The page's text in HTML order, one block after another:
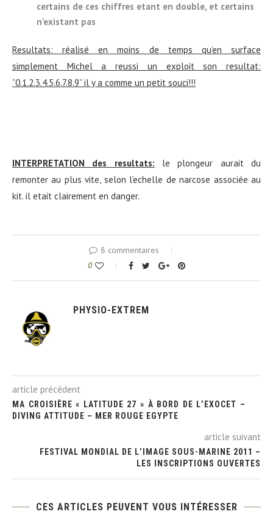
certains de ces chiffres etant en double, et certains
n’existant pas
Resultats: réalisé en moins de temps qu’en surface
simplement Michel a reussi un exploit son resultat:
“0.1.2.3.4.5.6.7.8.9” il y a comme un petit souci!!!
INTERPRETATION des resultats: le plongeur aurait du
remonter au plus vite, selon l’echelle de narcose associée au
kit. il etait clairement en danger.
8 commentaires
0
PHYSIO-EXTREM
article précédent
MA CROISIÈRE « LATITUDE 27 » À BORD DE L’EXOCET –
DIVING ATTITUDE – MER ROUGE EGYPTE
article suivant
FESTIVAL MONDIAL DE L’IMAGE SOUS-MARINE 2011 –
LES INSCRIPTIONS OUVERTES
CES ARTICLES PEUVENT VOUS INTÉRESSER